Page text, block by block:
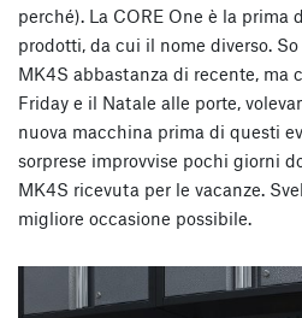
perché). La CORE One è la prima
prodotti, da cui il nome diverso.
MK4S abbastanza di recente, ma
Friday e il Natale alle porte,
nuova macchina prima di questi
sorprese improvvise pochi giorni
MK4S ricevuta per le vacanze.
migliore occasione possibile.